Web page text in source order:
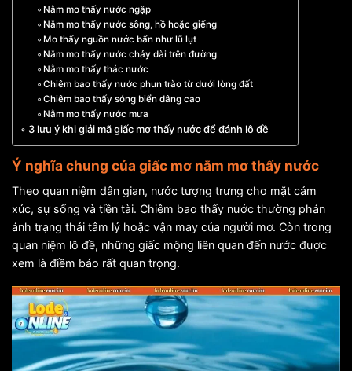
Nằm mơ thấy nước ngập
Nằm mơ thấy nước sông, hồ hoặc giếng
Mơ thấy nguồn nước bẩn như lũ lụt
Nằm mơ thấy nước chảy dài trên đường
Nằm mơ thấy thác nước
Chiêm bao thấy nước phun trào từ dưới lòng đất
Chiêm bao thấy sóng biển dâng cao
Nằm mơ thấy nước mưa
3 lưu ý khi giải mã giấc mơ thấy nước để đánh lô đề
Ý nghĩa chung của giấc mơ nằm mơ thấy nước
Theo quan niệm dân gian, nước tượng trưng cho mặt cảm
xúc, sự sống và tiền tài. Chiêm bao thấy nước thường phản
ánh trạng thái tâm lý hoặc vận may của người mơ. Còn trong
quan niệm lô đề, những giấc mộng liên quan đến nước được
xem là điềm báo rất quan trọng.